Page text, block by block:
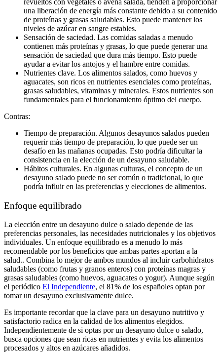
una liberación de energía más constante debido a su contenido
de proteínas y grasas saludables. Esto puede mantener los
niveles de azúcar en sangre estables.
Sensación de saciedad. Las comidas saladas a menudo
contienen más proteínas y grasas, lo que puede generar una
sensación de saciedad que dura más tiempo. Esto puede
ayudar a evitar los antojos y el hambre entre comidas.
Nutrientes clave. Los alimentos salados, como huevos y
aguacates, son ricos en nutrientes esenciales como proteínas,
grasas saludables, vitaminas y minerales. Estos nutrientes son
fundamentales para el funcionamiento óptimo del cuerpo.
Contras:
Tiempo de preparación. Algunos desayunos salados pueden
requerir más tiempo de preparación, lo que puede ser un
desafío en las mañanas ocupadas. Esto podría dificultar la
consistencia en la elección de un desayuno saludable.
Hábitos culturales. En algunas culturas, el concepto de un
desayuno salado puede no ser común o tradicional, lo que
podría influir en las preferencias y elecciones de alimentos.
Enfoque equilibrado
La elección entre un desayuno dulce o salado depende de las
preferencias personales, las necesidades nutricionales y los objetivos
individuales. Un enfoque equilibrado es a menudo lo más
recomendable por los beneficios que ambas partes aportan a la
salud.. Combina lo mejor de ambos mundos al incluir carbohidratos
saludables (como frutas y granos enteros) con proteínas magras y
grasas saludables (como huevos, aguacates o yogur). Aunque según
el periódico El Independiente, el 81% de los españoles optan por
tomar un desayuno exclusivamente dulce.
Es importante recordar que la clave para un desayuno nutritivo y
satisfactorio radica en la calidad de los alimentos elegidos.
Independientemente de si optas por un desayuno dulce o salado,
busca opciones que sean ricas en nutrientes y evita los alimentos
procesados y altos en azúcares añadidos.